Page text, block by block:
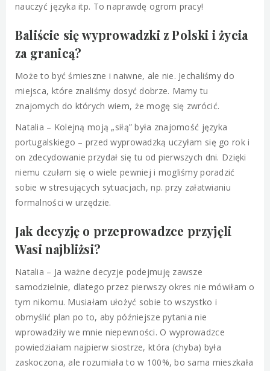
nauczyć języka itp. To naprawdę ogrom pracy!
Baliście się wyprowadzki z Polski i życia
za granicą?
Może to być śmieszne i naiwne, ale nie. Jechaliśmy do
miejsca, które znaliśmy dosyć dobrze. Mamy tu
znajomych do których wiem, że mogę się zwrócić.
Natalia – Kolejną moją „siłą” była znajomość języka
portugalskiego – przed wyprowadzką uczyłam się go rok i
on zdecydowanie przydał się tu od pierwszych dni. Dzięki
niemu czułam się o wiele pewniej i mogliśmy poradzić
sobie w stresujących sytuacjach, np. przy załatwianiu
formalności w urzędzie.
Jak decyzję o przeprowadzce przyjęli
Wasi najbliżsi?
Natalia – Ja ważne decyzje podejmuję zawsze
samodzielnie, dlatego przez pierwszy okres nie mówiłam o
tym nikomu. Musiałam ułożyć sobie to wszystko i
obmyślić plan po to, aby późniejsze pytania nie
wprowadziły we mnie niepewności. O wyprowadzce
powiedziałam najpierw siostrze, która (chyba) była
zaskoczona, ale rozumiała to w 100%, bo sama mieszkała